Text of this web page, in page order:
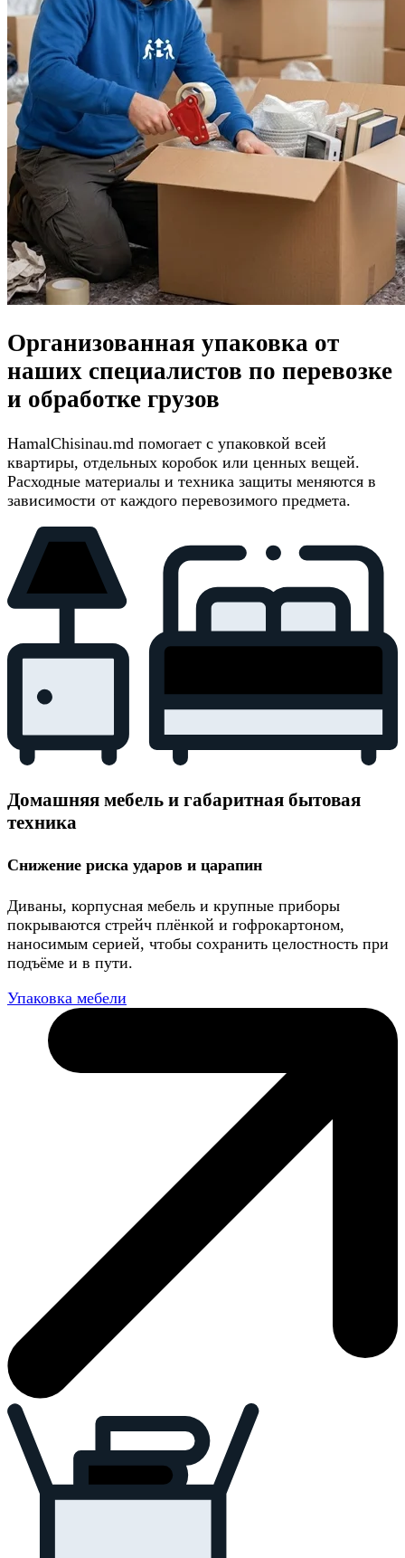
Организованная упаковка от
наших специалистов по перевозке
и обработке грузов
HamalChisinau.md помогает с упаковкой всей
квартиры, отдельных коробок или ценных вещей.
Расходные материалы и техника защиты меняются в
зависимости от каждого перевозимого предмета.
Домашняя мебель и габаритная бытовая
техника
Снижение риска ударов и царапин
Диваны, корпусная мебель и крупные приборы
покрываются стрейч плёнкой и гофрокартоном,
наносимым серией, чтобы сохранить целостность при
подъёме и в пути.
Упаковка мебели